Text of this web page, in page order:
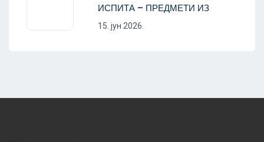
ИСПИТА – ПРЕДМЕТИ ИЗ
15. јун 2026.